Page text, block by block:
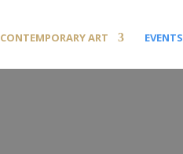
CONTEMPORARY ART EVENTS